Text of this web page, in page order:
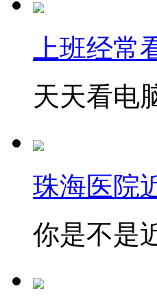
上班经
天天看电
珠海医院
你是不是